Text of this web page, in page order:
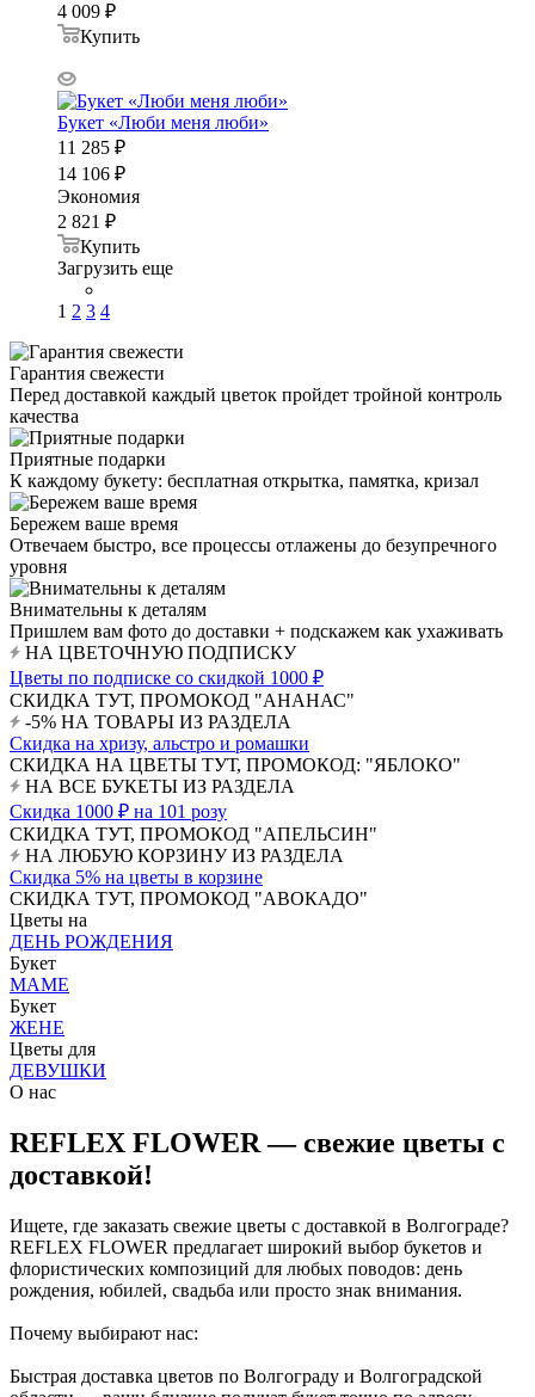
4 009 ₽
Купить
Букет «Люби меня люби»
11 285 ₽
14 106 ₽
Экономия
2 821 ₽
Купить
Загрузить еще
1 2 3 4
Гарантия свежести
Перед доставкой каждый цветок пройдет тройной контроль
качества
Приятные подарки
К каждому букету: бесплатная открытка, памятка, кризал
Бережем ваше время
Отвечаем быстро, все процессы отлажены до безупречного
уровня
Внимательны к деталям
Пришлем вам фото до доставки + подскажем как ухаживать
НА ЦВЕТОЧНУЮ ПОДПИСКУ
Цветы по подписке со скидкой 1000 ₽
СКИДКА ТУТ, ПРОМОКОД "АНАНАС"
-5% НА ТОВАРЫ ИЗ РАЗДЕЛА
Скидка на хризу, альстро и ромашки
СКИДКА НА ЦВЕТЫ ТУТ, ПРОМОКОД: "ЯБЛОКО"
НА ВСЕ БУКЕТЫ ИЗ РАЗДЕЛА
Скидка 1000 ₽ на 101 розу
СКИДКА ТУТ, ПРОМОКОД "АПЕЛЬСИН"
НА ЛЮБУЮ КОРЗИНУ ИЗ РАЗДЕЛА
Скидка 5% на цветы в корзине
СКИДКА ТУТ, ПРОМОКОД "АВОКАДО"
Цветы на
ДЕНЬ РОЖДЕНИЯ
Букет
МАМЕ
Букет
ЖЕНЕ
Цветы для
ДЕВУШКИ
О нас
REFLEX FLOWER — свежие цветы с
доставкой!
Ищете, где заказать свежие цветы с доставкой в Волгограде?
REFLEX FLOWER предлагает широкий выбор букетов и
флористических композиций для любых поводов: день
рождения, юбилей, свадьба или просто знак внимания.
Почему выбирают нас:
Быстрая доставка цветов по Волгограду и Волгоградской